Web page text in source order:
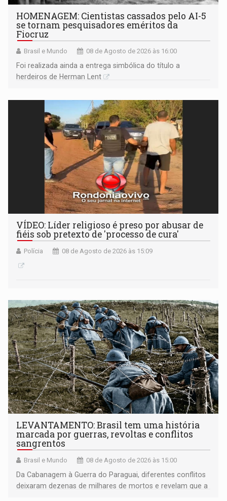
HOMENAGEM: Cientistas cassados pelo AI-5
se tornam pesquisadores eméritos da
Fiocruz
Brasil e Mundo 08 de Agosto de 2026 às 16:00
Foi realizada ainda a entrega simbólica do título a
herdeiros de Herman Lent
VÍDEO: Líder religioso é preso por abusar de
fiéis sob pretexto de 'processo de cura'
Polícia 08 de Agosto de 2026 às 15:09
LEVANTAMENTO: Brasil tem uma história
marcada por guerras, revoltas e conflitos
sangrentos
Brasil e Mundo 08 de Agosto de 2026 às 15:00
Da Cabanagem à Guerra do Paraguai, diferentes conflitos
deixaram dezenas de milhares de mortos e revelam que a